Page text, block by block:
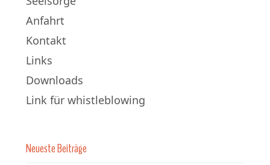
Anfahrt
Kontakt
Links
Downloads
Link für whistleblowing
Neueste Beiträge